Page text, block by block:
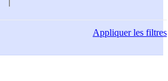
Appliquerles filtres